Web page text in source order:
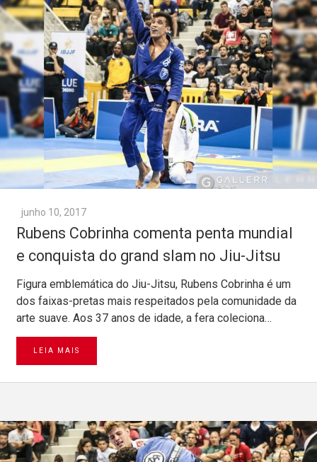
junho 10, 2017
Rubens Cobrinha comenta penta mundial
e conquista do grand slam no Jiu-Jitsu
Figura emblemática do Jiu-Jitsu, Rubens Cobrinha é um
dos faixas-pretas mais respeitados pela comunidade da
arte suave. Aos 37 anos de idade, a fera coleciona…
LEIA MAIS